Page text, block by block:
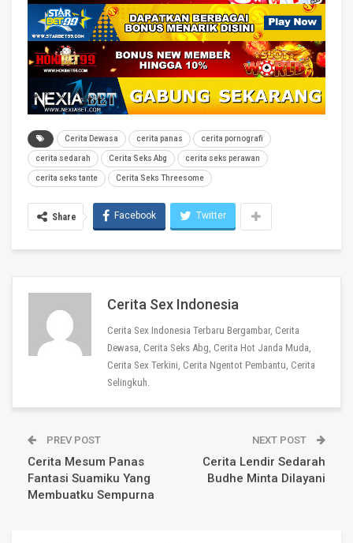
Cerita Dewasa cerita panas cerita pornografi
cerita sedarah Cerita Seks Abg cerita seks perawan
cerita seks tante Cerita Seks Threesome
Share Facebook Twitter
Cerita Sex Indonesia
Cerita Sex Indonesia Terbaru Bergambar, Cerita
Dewasa, Cerita Seks Abg, Cerita Hot Janda Muda,
Cerita Sex Terkini, Cerita Ngentot Pembantu, Cerita
Selingkuh.
PREV POST
Cerita Mesum Panas
Fantasi Suamiku Yang
Membuatku Sempurna
NEXT POST
Cerita Lendir Sedarah
Budhe Minta Dilayani